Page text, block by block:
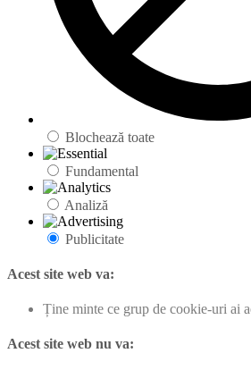
Blochează toate
Fundamental
Analiză
Publicitate
Acest site web va:
Ține minte ce grup de cookie-uri ai
Acest site web nu va: